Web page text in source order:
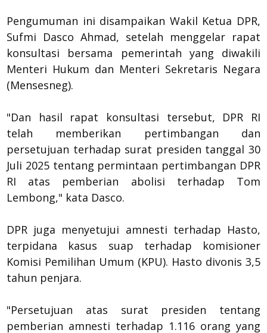
Pengumuman ini disampaikan Wakil Ketua DPR,
Sufmi Dasco Ahmad, setelah menggelar rapat
konsultasi bersama pemerintah yang diwakili
Menteri Hukum dan Menteri Sekretaris Negara
(Mensesneg).
"Dan hasil rapat konsultasi tersebut, DPR RI
telah memberikan pertimbangan dan
persetujuan terhadap surat presiden tanggal 30
Juli 2025 tentang permintaan pertimbangan DPR
RI atas pemberian abolisi terhadap Tom
Lembong," kata Dasco.
DPR juga menyetujui amnesti terhadap Hasto,
terpidana kasus suap terhadap komisioner
Komisi Pemilihan Umum (KPU). Hasto divonis 3,5
tahun penjara.
"Persetujuan atas surat presiden tentang
pemberian amnesti terhadap 1.116 orang yang